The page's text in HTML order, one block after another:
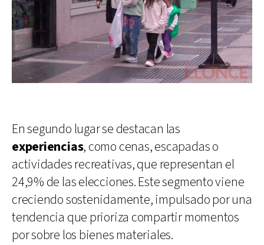
En segundo lugar se destacan las
experiencias, como cenas, escapadas o
actividades recreativas, que representan el
24,9% de las elecciones. Este segmento viene
creciendo sostenidamente, impulsado por una
tendencia que prioriza compartir momentos
por sobre los bienes materiales.